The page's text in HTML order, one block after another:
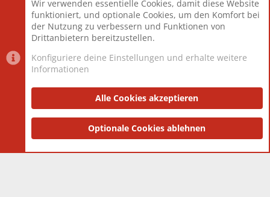
Mitglieder
12.425
Neuestes Mitglied
Toddster85
Datenschutzerklärung Impressum
Community platform by XenForo® © 2010-2025 XenForo Ltd.
and add-ons by ThemeHouse
Wir verwenden essentielle Cookies, damit diese Website
funktioniert, und optionale Cookies, um den Komfort bei
der Nutzung zu verbessern und Funktionen von
Drittanbietern bereitzustellen.
Konfiguriere deine Einstellungen und erhalte weitere
Informationen
Alle Cookies akzeptieren
Optionale Cookies ablehnen